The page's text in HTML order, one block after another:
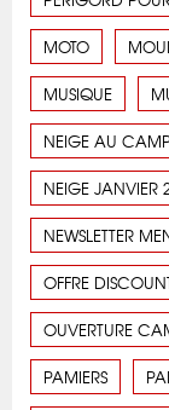
MOTO
MUSIQUE
NEIGE AU
NEIGE JANVIER
NEWSLETTER
OFFRE
OUVERTURE
PAMIERS